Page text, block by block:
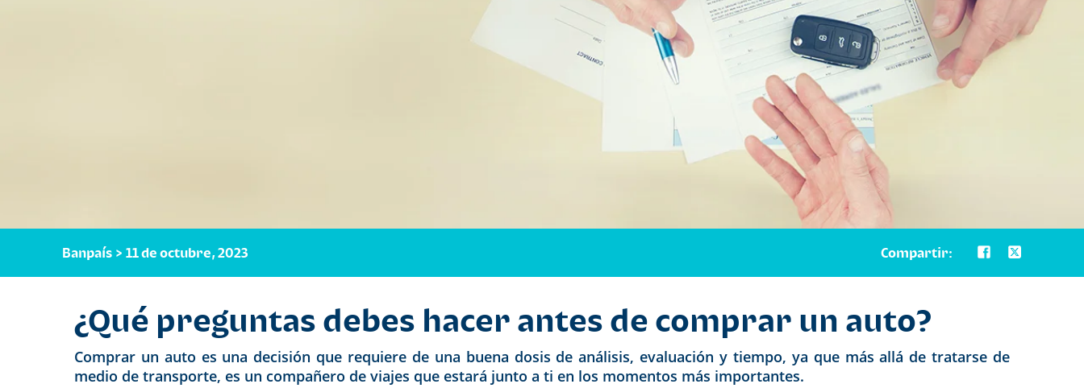
Banpaís > 11 de octubre, 2023 Compartir:
¿Qué preguntas debes hacer antes de comprar un auto?
Comprar un auto es una decisión que requiere de una buena dosis de análisis, evaluación y tiempo, ya que más allá de tratarse de
medio de transporte, es un compañero de viajes que estará junto a ti en los momentos más importantes.